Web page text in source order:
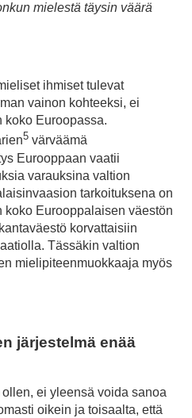
mielestä täysin väärä
ihmiset tulevat
vainon kohteeksi, ei
koko Euroopassa.
5 värväämä
Eurooppaan vaatii
varauksina valtion
tarkoituksena on
Eurooppalaisen väestön
korvattaisiin
Tässäkin valtion
mielipiteenmuokkaaja myös
järjestelmä enää
ei yleensä voida sanoa
oikein ja toisaalta, että